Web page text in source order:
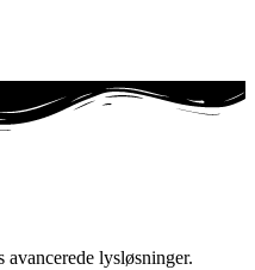
avancerede lysløsninger.